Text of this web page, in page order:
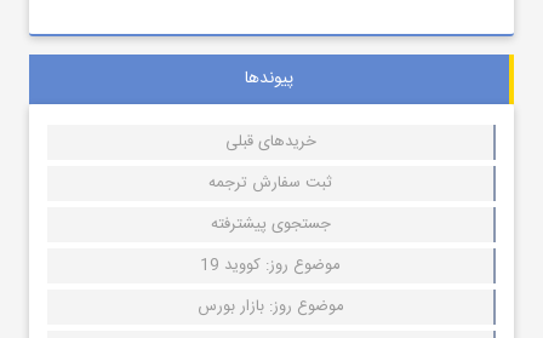
پیوندها
خریدهای قبلی
ثبت سفارش ترجمه
جستجوی پیشترفته
موضوع روز: کووید 19
موضوع روز: بازار بورس